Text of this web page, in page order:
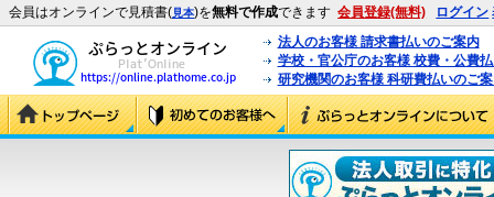
会員はオンラインで見積書(見本)を無料で作成できます 会員登録(無料) ログイン
法人のお客様 請求書払いのご案内
学校・官公庁のお客様 校費・公費
研究機関のお客様 科研費払いのご